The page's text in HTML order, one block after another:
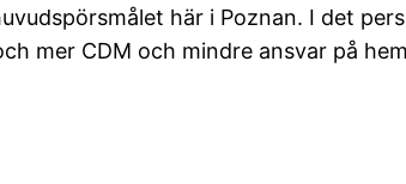
här i Poznan. I det
mer CDM och mindre ansvar på